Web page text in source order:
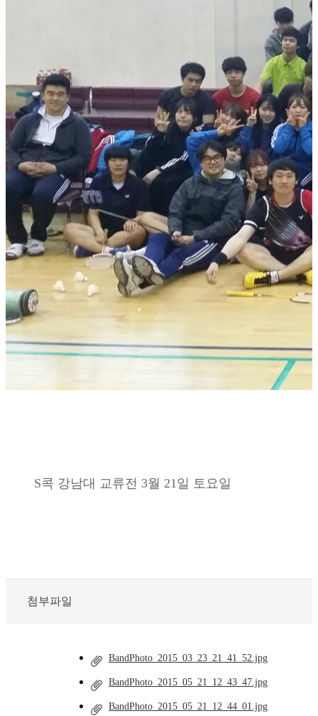
S콕 강남대 교류전 3월 21일 토요일
첨부파일
BandPhoto_2015_03_23_21_41_52.jpg
BandPhoto_2015_05_21_12_43_47.jpg
BandPhoto_2015_05_21_12_44_01.jpg